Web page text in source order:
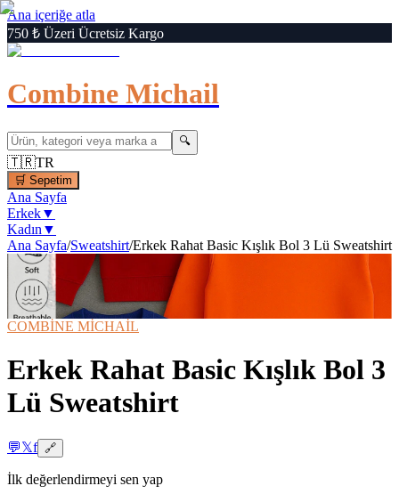
Ana içeriğe atla
750 ₺ Üzeri Ücretsiz Kargo
Combine Michail
🔍
🇹🇷TR
🛒 Sepetim
Ana Sayfa
Erkek▼
Kadın ▼
Ana Sayfa/Sweatshirt/Erkek Rahat Basic Kışlık Bol 3 Lü Sweatshirt
› 1 / 🔍Büyüt
📦 Kargo Bedava⚡ Hızlı Teslimat
COMBİNE MİCHAİL
Erkek Rahat Basic Kışlık Bol 3
Lü Sweatshirt
💬𝕏f 🔗
İlk değerlendirmeyi sen yap